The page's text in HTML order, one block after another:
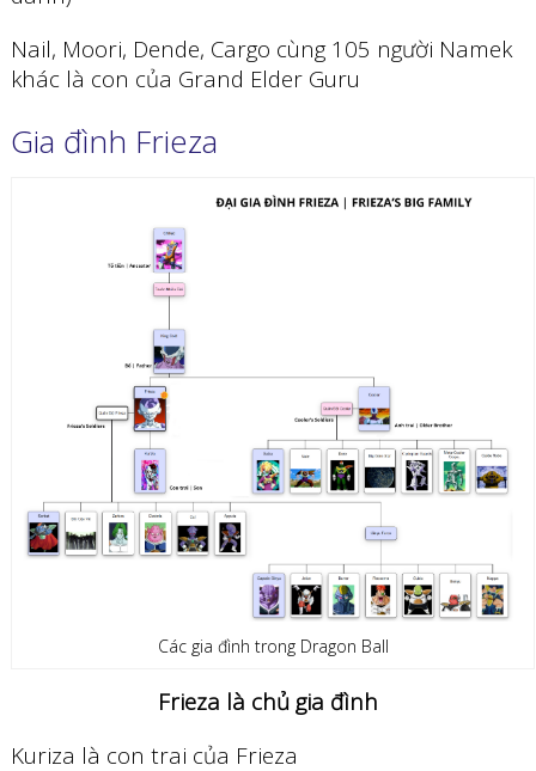
Nail, Moori, Dende, Cargo cùng 105 người Namek
khác là con của Grand Elder Guru
Gia đình Frieza
Các gia đình trong Dragon Ball
Frieza là chủ gia đình
Kuriza là con trai của Frieza